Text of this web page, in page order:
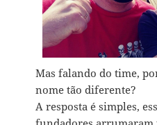
Mas falando do time,
nome tão diferente?
A resposta é simples,